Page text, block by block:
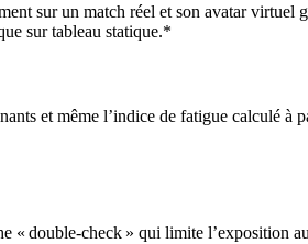
sur un match réel et son avatar virtuel
sur tableau statique.*
et même l’indice de fatigue calculé à
« double‑check » qui limite l’exposition